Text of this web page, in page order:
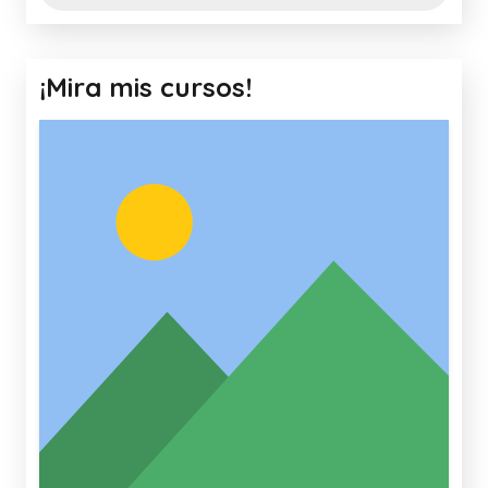
¡Mira mis cursos!